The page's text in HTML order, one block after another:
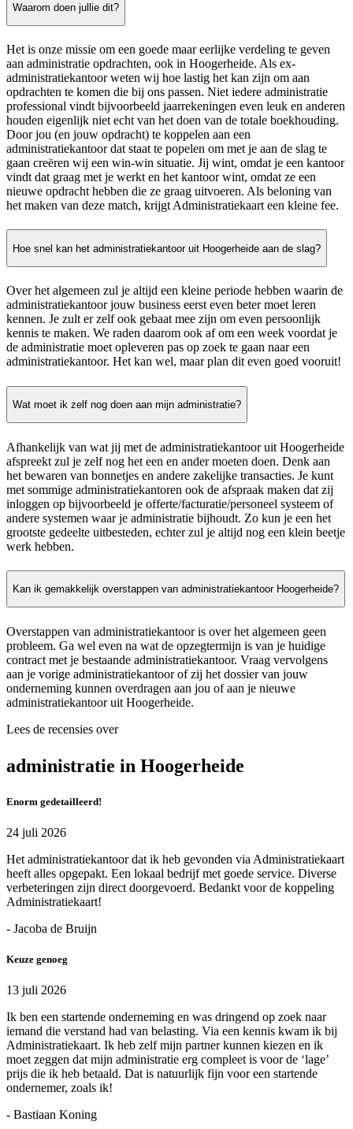
Waarom doen jullie dit?
Het is onze missie om een goede maar eerlijke verdeling te geven
aan administratie opdrachten, ook in Hoogerheide. Als ex-
administratiekantoor weten wij hoe lastig het kan zijn om aan
opdrachten te komen die bij ons passen. Niet iedere administratie
professional vindt bijvoorbeeld jaarrekeningen even leuk en anderen
houden eigenlijk niet echt van het doen van de totale boekhouding.
Door jou (en jouw opdracht) te koppelen aan een
administratiekantoor dat staat te popelen om met je aan de slag te
gaan creëren wij een win-win situatie. Jij wint, omdat je een kantoor
vindt dat graag met je werkt en het kantoor wint, omdat ze een
nieuwe opdracht hebben die ze graag uitvoeren. Als beloning van
het maken van deze match, krijgt Administratiekaart een kleine fee.
Hoe snel kan het administratiekantoor uit Hoogerheide aan de slag?
Over het algemeen zul je altijd een kleine periode hebben waarin de
administratiekantoor jouw business eerst even beter moet leren
kennen. Je zult er zelf ook gebaat mee zijn om even persoonlijk
kennis te maken. We raden daarom ook af om een week voordat je
de administratie moet opleveren pas op zoek te gaan naar een
administratiekantoor. Het kan wel, maar plan dit even goed vooruit!
Wat moet ik zelf nog doen aan mijn administratie?
Afhankelijk van wat jij met de administratiekantoor uit Hoogerheide
afspreekt zul je zelf nog het een en ander moeten doen. Denk aan
het bewaren van bonnetjes en andere zakelijke transacties. Je kunt
met sommige administratiekantoren ook de afspraak maken dat zij
inloggen op bijvoorbeeld je offerte/facturatie/personeel systeem of
andere systemen waar je administratie bijhoudt. Zo kun je een het
grootste gedeelte uitbesteden, echter zul je altijd nog een klein beetje
werk hebben.
Kan ik gemakkelijk overstappen van administratiekantoor Hoogerheide?
Overstappen van administratiekantoor is over het algemeen geen
probleem. Ga wel even na wat de opzegtermijn is van je huidige
contract met je bestaande administratiekantoor. Vraag vervolgens
aan je vorige administratiekantoor of zij het dossier van jouw
onderneming kunnen overdragen aan jou of aan je nieuwe
administratiekantoor uit Hoogerheide.
Lees de recensies over
administratie in Hoogerheide
Enorm gedetailleerd!
24 juli 2026
Het administratiekantoor dat ik heb gevonden via Administratiekaart
heeft alles opgepakt. Een lokaal bedrijf met goede service. Diverse
verbeteringen zijn direct doorgevoerd. Bedankt voor de koppeling
Administratiekaart!
- Jacoba de Bruijn
Keuze genoeg
13 juli 2026
Ik ben een startende onderneming en was dringend op zoek naar
iemand die verstand had van belasting. Via een kennis kwam ik bij
Administratiekaart. Ik heb zelf mijn partner kunnen kiezen en ik
moet zeggen dat mijn administratie erg compleet is voor de ‘lage’
prijs die ik heb betaald. Dat is natuurlijk fijn voor een startende
ondernemer, zoals ik!
- Bastiaan Koning